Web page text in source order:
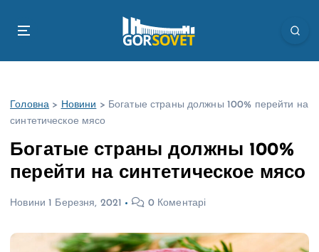
Головна > Новини > Богатые страны должны 100% перейти на
синтетическое мясо
Богатые страны должны 100%
перейти на синтетическое мясо
Новини 1 Березня, 2021 0 Коментарі